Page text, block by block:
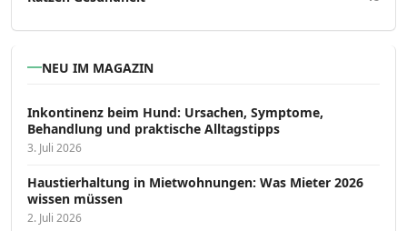
NEU IM MAGAZIN
Inkontinenz beim Hund: Ursachen, Symptome,
Behandlung und praktische Alltagstipps
3. Juli 2026
Haustierhaltung in Mietwohnungen: Was Mieter 2026
wissen müssen
2. Juli 2026